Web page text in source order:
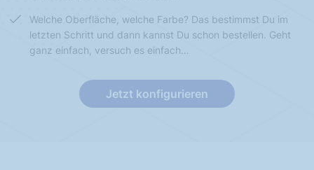
Welche Oberfläche, welche Farbe? Das bestimmst Du im
letzten Schritt und dann kannst Du schon bestellen. Geht
ganz einfach, versuch es einfach…
Jetzt konfigurieren